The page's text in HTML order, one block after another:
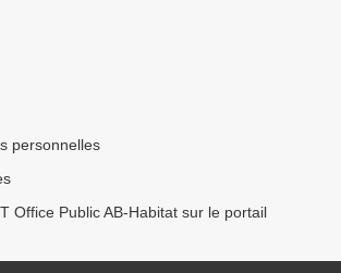
personnelles
Office Public AB-Habitat sur le portail